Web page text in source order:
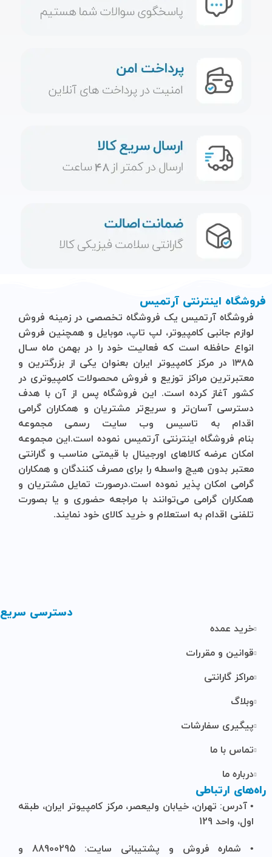
فروشگاه اینترنتی آرتمیس
فروشگاه آرتمیس یک فروشگاه تخصصی در زمینه فروش
لوازم جانبی کامپیوتر، لپ تاپ، موبایل و ‌همچنین فروش
انواع حافظه است که فعالیت خود را در بهمن ماه سـال
۱۳۸۵ در مرکز کامپیوتر ایران بعنوان یکی از بزرگترین و
معتبرترین مراکز توزیع و فروش محصولات کامپیوتری در
کشور آغاز کرده است. این فروشگاه پس از آن با هدف
دسترسی آسان‌تر و سریع‌تر مشتریان و همکاران گرامی
اقدام به تاسیس وب سایت رسمی مجموعه
بنام فروشگاه اینترنتی آرتمیس نموده است.این مجموعه
امکان عرضه کالاهای اورجینال با قیمتی مناسب و گارانتی
معتبر بدون هیچ واسطه را برای مصرف کنندگان و همکاران
گرامی امکان پذیر نموده است.درصورت تمایل مشتریان و
همکاران گرامی می‌توانند با مراجعه حضوری و یا بصورت
تلفنی اقدام به استعلام و خرید کالای خود نمایند.
دسترسی سریع
خرید عمده
قوانین و مقررات
مراکز گارانتی
وبلاگ
پیگیری سفارشات
تماس با ما
درباره ما
راه‌های ارتباطی
• آدرس: تهران، خیابان ولیعصر، مرکز کامپیوتر ایران، طبقه
اول، واحد 129
• شماره فروش و پشتیبانی سایت: 88900295 و